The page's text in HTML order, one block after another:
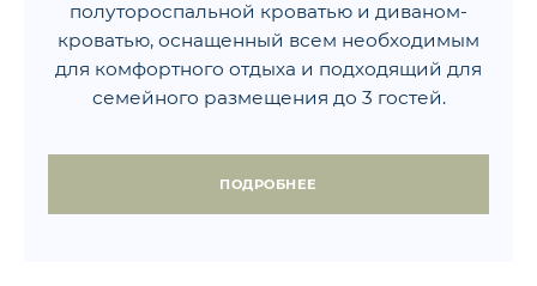
полутороспальной кроватью и диваном-
кроватью, оснащенный всем необходимым
для комфортного отдыха и подходящий для
семейного размещения до 3 гостей.
ПОДРОБНЕЕ